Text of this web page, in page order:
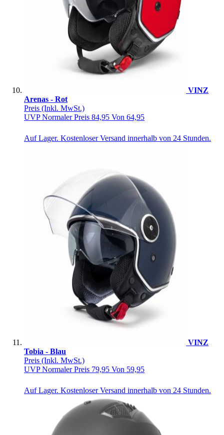
VINZ
Arenas - Rot
Preis (Inkl. MwSt.)
UVPNormaler Preis 84,95 Von 64,95
Auf Lager. Kostenloser Versand innerhalb von 24 Stunden.
VINZ
Tobia - Blau
Preis (Inkl. MwSt.)
UVPNormaler Preis 79,95 Von 59,95
Auf Lager. Kostenloser Versand innerhalb von 24 Stunden.